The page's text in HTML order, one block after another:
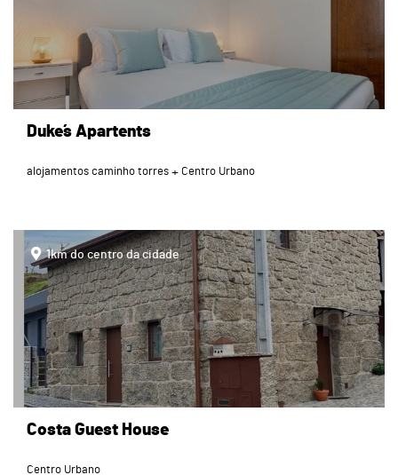
Duke´s Apartents
alojamentos caminho torres Centro Urbano
page
1km do centro da cidade
Costa Guest House
Centro Urbano